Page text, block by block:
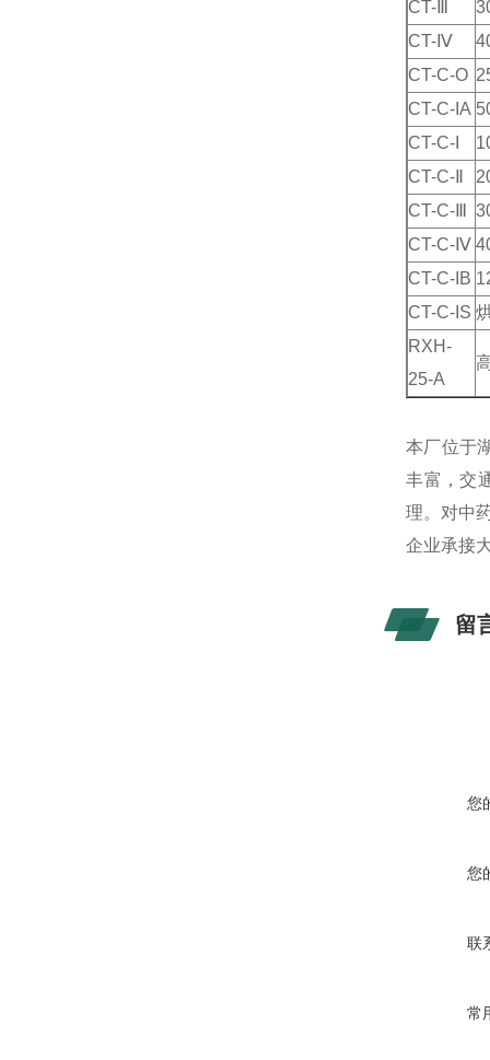
CT-Ⅲ
CT-Ⅳ
CT-C-O
CT-C-IA
CT-C-I
CT-C-Ⅱ
CT-C-Ⅲ
CT-C-Ⅳ
CT-C-IB
CT-C-IS
RXH-
25-A
本厂位于
丰富，交
理。对中
企业承接
留
您
您
联
常